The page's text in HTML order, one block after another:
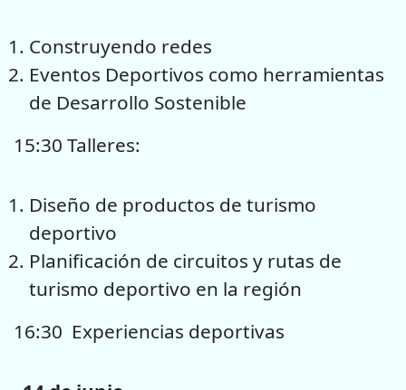
Construyendo redes
Eventos Deportivos como herramientas
de Desarrollo Sostenible
15:30 Talleres:
Diseño de productos de turismo
deportivo
Planificación de circuitos y rutas de
turismo deportivo en la región
16:30 Experiencias deportivas